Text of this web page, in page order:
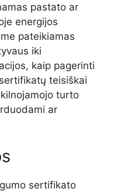
pastato ar
energijos
pateikiamas
iki
kaip pagerinti
teisiškai
turto
ar
sertifikato